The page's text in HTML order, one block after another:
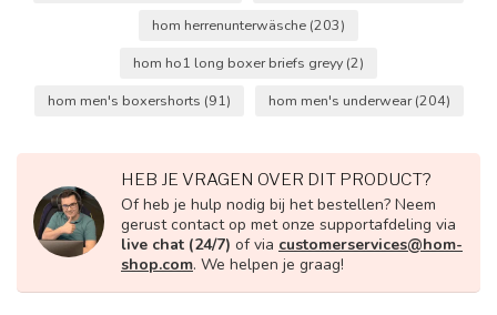
hom herrenunterwäsche (203)
hom ho1 long boxer briefs greyy (2)
hom men's boxershorts (91) hom men's underwear(204)
HEB JE VRAGEN OVER DIT PRODUCT?
Of heb je hulp nodig bij het bestellen? Neem
gerust contact op met onze supportafdeling via
live chat (24/7) of via customerservices@hom-
shop.com. We helpen je graag!